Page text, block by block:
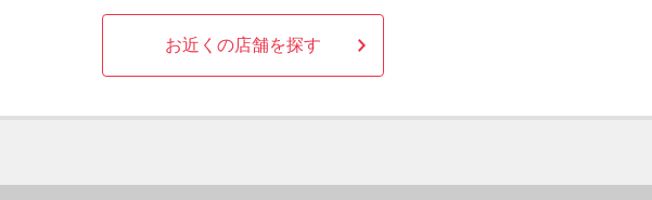
お近くの店舗を探す